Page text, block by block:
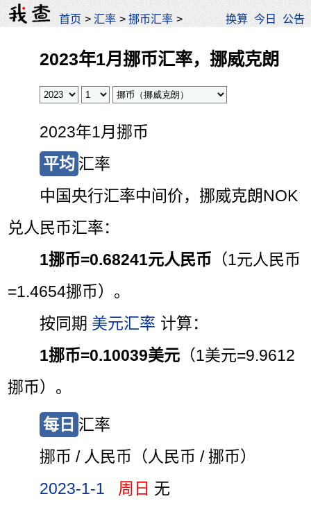
首页 >汇率 >挪币汇率 > 换算 今日 公告
2023年1月挪币汇率，挪威克朗
2023年1月挪币
平均 汇率
中国央行汇率中间价，挪威克朗NOK
兑人民币汇率：
1挪币=0.68241元人民币 （1元人民币
=1.4654挪币）。
按同期 美元汇率 计算：
1挪币=0.10039美元 （1美元=9.9612
挪币）。
每日 汇率
挪币 / 人民币（人民币 / 挪币）
2023-1-1
周日 无